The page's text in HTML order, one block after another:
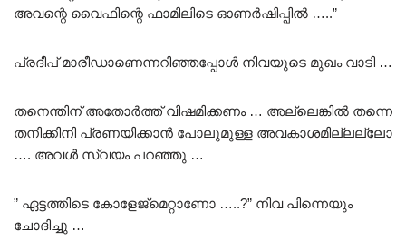
അവന്റെ വൈഫിന്റെ ഫാമിലിടെ ഓണർഷിപ്പിൽ …..”
പ്രദീപ് മാരീഡാണെന്നറിഞ്ഞപ്പോൾ നിവയുടെ മുഖം വാടി …
തനെന്തിന് അതോർത്ത് വിഷമിക്കണം … അല്ലെങ്കിൽ തന്നെ
തനിക്കിനി പ്രണയിക്കാൻ പോലുമുള്ള അവകാശമില്ലല്ലോ
…. അവൾ സ്വയം പറഞ്ഞു …
” ഏട്ടത്തിടെ കോളേജ്മെറ്റാണോ …..?” നിവ പിന്നെയും
ചോദിച്ചു …